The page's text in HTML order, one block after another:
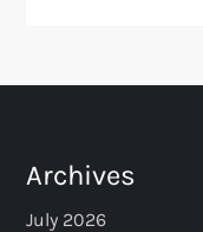
Archives
July 2026